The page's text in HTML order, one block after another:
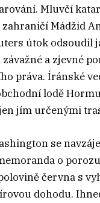
Mluvčí
Mádžid
útok odsoudil
a zjevné
práva. Íránské
lodě
jím určenými
se
o
června s
dohodu.